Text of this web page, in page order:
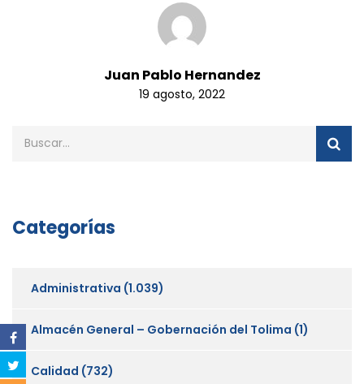
Juan Pablo Hernandez
19 agosto, 2022
Categorías
Administrativa (1.039)
Almacén General – Gobernación del Tolima (1)
Calidad (732)